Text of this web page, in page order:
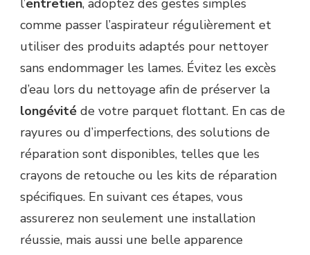
l’entretien, adoptez des gestes simples
comme passer l’aspirateur régulièrement et
utiliser des produits adaptés pour nettoyer
sans endommager les lames. Évitez les excès
d’eau lors du nettoyage afin de préserver la
longévité de votre parquet flottant. En cas de
rayures ou d’imperfections, des solutions de
réparation sont disponibles, telles que les
crayons de retouche ou les kits de réparation
spécifiques. En suivant ces étapes, vous
assurerez non seulement une installation
réussie, mais aussi une belle apparence